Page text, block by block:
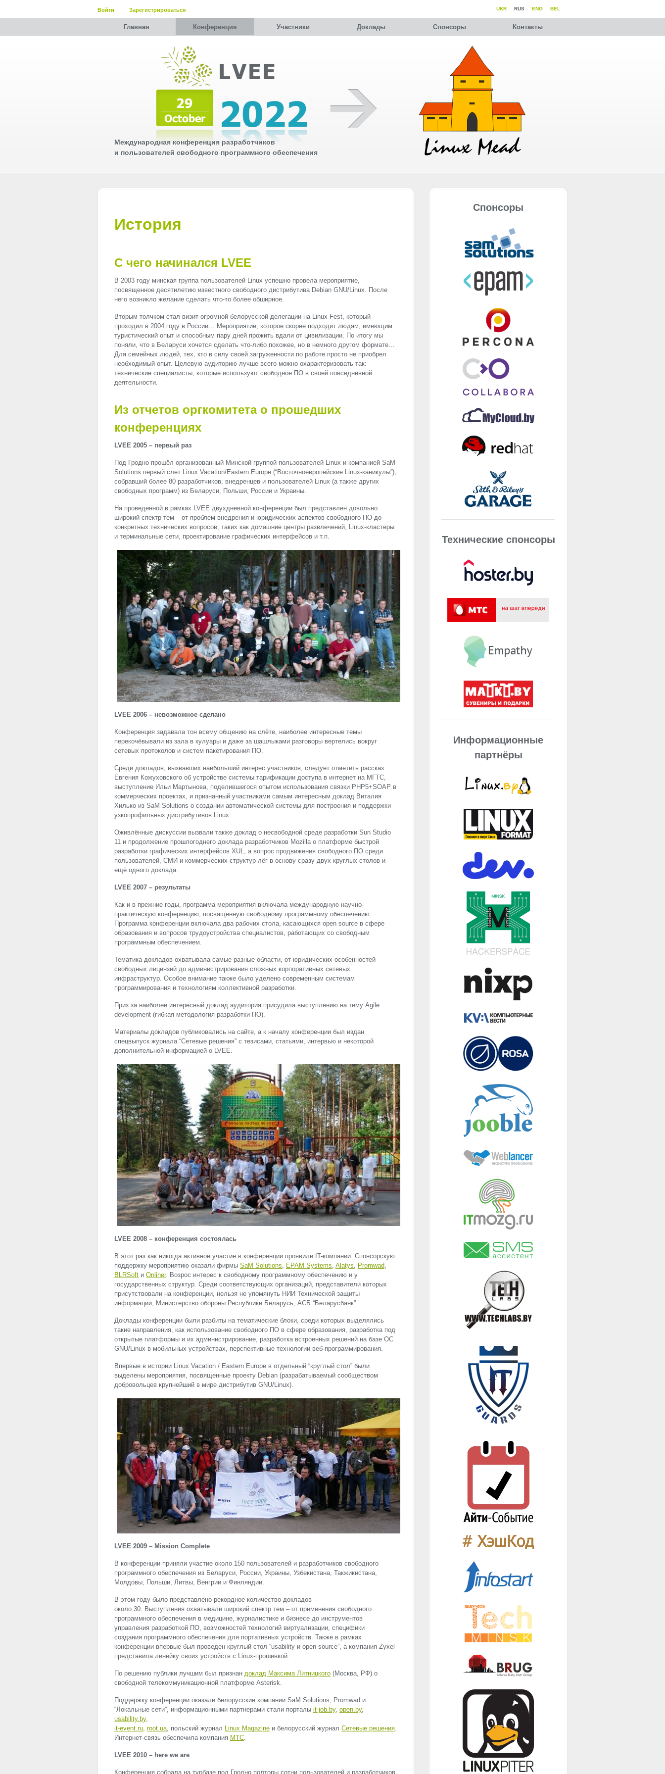
Войти Зарегистрироваться BEL
ENG
RUS
UKR
Главная Конференция Участники Доклады Спонсоры Контакты
Международная конференция разработчиков
и пользователей свободного программного обеспечения
История
С чего начинался LVEE
В 2003 году минская группа пользователей Linux успешно провела мероприятие,
посвященное десятилетию известного свободного дистрибутива Debian GNU/Linux. После
него возникло желание сделать что-то более обширное.
Вторым толчком стал визит огромной белорусской делегации на Linux Fest, который
проходил в 2004 году в России… Мероприятие, которое скорее подходит людям, имеющим
туристический опыт и способным пару дней прожить вдали от цивилизации. По итогу мы
поняли, что в Беларуси хочется сделать что-либо похожее, но в немного другом формате…
Для семейных людей, тех, кто в силу своей загруженности по работе просто не приобрел
необходимый опыт. Целевую аудиторию лучше всего можно охарактеризовать так:
технические специалисты, которые используют свободное ПО в своей повседневной
деятельности.
Из отчетов оргкомитета о прошедших
конференциях
LVEE 2005 – первый раз
Под Гродно прошёл организованный Минской группой пользователей Linux и компанией SaM
Solutions первый слет Linux Vacation/Eastern Europe (“Восточноевропейские Linux-каникулы”),
собравший более 80 разработчиков, внедренцев и пользователей Linux (а также других
свободных программ) из Беларуси, Польши, России и Украины.
На проведенной в рамках LVEE двухдневной конференции был представлен довольно
широкий спектр тем – от проблем внедрения и юридических аспектов свободного ПО до
конкретных технических вопросов, таких как домашние центры развлечений, Linux-кластеры
и терминальные сети, проектирование графических интерфейсов и т.п.
LVEE 2006 – невозможное сделано
Конференция задавала тон всему общению на слёте, наиболее интересные темы
перекочёвывали из зала в кулуары и даже за шашлыками разговоры вертелись вокруг
сетевых протоколов и систем пакетирования ПО.
Среди докладов, вызвавших наибольший интерес участников, следует отметить рассказ
Евгения Кожуховского об устройстве системы тарификации доступа в интернет на МГТС,
выступление Ильи Мартынова, поделившегося опытом использования связки PHP5+SOAP в
коммерческих проектах, и признанный участниками самым интересным доклад Виталия
Хилько из SaM Solutions о создании автоматической системы для построения и поддержки
узкопрофильных дистрибутивов Linux.
Оживлённые дискуссии вызвали также доклад о несвободной среде разработки Sun Studio
11 и продолжение прошлогоднего доклада разработчиков Mozilla о платформе быстрой
разработки графических интерфейсов XUL, а вопрос продвижения свободного ПО среди
пользователей, СМИ и коммерческих структур лёг в основу сразу двух круглых столов и
ещё одного доклада.
LVEE 2007 – результаты
Как и в прежние годы, программа мероприятия включала международную научно-
практическую конференцию, посвященную свободному программному обеспечению.
Программа конференции включала два рабочих стола, касающихся open source в сфере
образования и вопросов трудоустройства специалистов, работающих со свободным
программным обеспечением.
Тематика докладов охватывала самые разные области, от юридических особенностей
свободных лицензий до администрирования сложных корпоративных сетевых
инфраструктур. Особое внимание также было уделено современным системам
программирования и технологиям коллективной разработки.
Приз за наиболее интересный доклад аудитория присудила выступлению на тему Agile
development (гибкая методология разработки ПО).
Материалы докладов публиковались на сайте, а к началу конференции был издан
спецвыпуск журнала “Сетевые решения” с тезисами, статьями, интервью и некоторой
дополнительной информацией о LVEE.
LVEE 2008 – конференция состоялась
В этот раз как никогда активное участие в конференции проявили IT-компании. Спонсорскую
поддержку мероприятию оказали фирмы SaM Solutions, EPAM Systems, Alatys, Promwad,
BLRSoft и Onliner. Возрос интерес к свободному программному обеспечению и у
государственных структур. Среди соответствующих организаций, представители которых
присутствовали на конференции, нельзя не упомянуть НИИ Технической защиты
информации, Министерство обороны Республики Беларусь, АСБ “Беларусбанк”.
Доклады конференции были разбиты на тематические блоки, среди которых выделялись
такие направления, как использование свободного ПО в сфере образования, разработка под
открытые платформы и их администрирование, разработка встроенных решений на базе ОС
GNU/Linux в мобильных устройствах, перспективные технологии веб-программирования.
Впервые в истории Linux Vacation / Eastern Europe в отдельный “круглый стол” были
выделены мероприятия, посвященные проекту Debian (разрабатываемый сообществом
добровольцев крупнейший в мире дистрибутив GNU/Linux).
LVEE 2009 – Mission Complete
В конференции приняли участие около 150 пользователей и разработчиков свободного
программного обеспечения из Беларуси, России, Украины, Узбекистана, Такжикистана,
Молдовы, Польши, Литвы, Венгрии и Финляндии.
В этом году было представлено рекордное количество докладов –
около 30. Выступления охватывали широкий спектр тем – от применения свободного
программного обеспечения в медицине, журналистике и бизнесе до инструментов
управления разработкой ПО, возможностей технологий виртуализации, специфики
создания программного обеспечения для портативных устройств. Также в рамках
конференции впервые был проведен круглый стол “usability и open source”, а компания Zyxel
представила линейку своих устройств c Linux-прошивкой.
По решению публики лучшим был признан доклад Максима Литницкого (Москва, РФ) о
свободной телекоммуникационной платформе Asterisk.
Поддержку конференции оказали белорусские компании SaM Solutions, Promwad и
“Локальные сети”, информационными партнерами стали порталы it-job.by, open.by,
usability.by,
it-event.ru, root.ua, польский журнал Linux Magazine и белорусский журнал Сетевые решения.
Интернет-связь обеспечила компания МТС.
LVEE 2010 – here we are
Конференция собрала на турбазе под Гродно полторы сотни пользователей и разработчиков
Спонсоры
Технические спонсоры
Информационные
партнёры